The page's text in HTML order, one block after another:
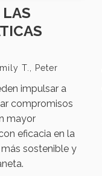
LAS
T., Peter
impulsar a
compromisos
mayor
eficacia en la
sostenible y